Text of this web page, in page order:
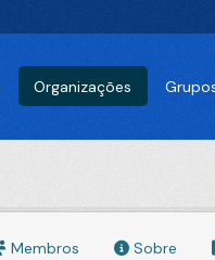
Organizações
Membros Sobre